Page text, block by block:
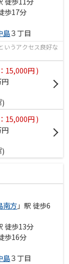
歩17分
島３丁目
いうアクセス良好な
15,000円 )
15,000円 )
南方」駅 徒歩6
徒歩13分
歩16分
島３丁目